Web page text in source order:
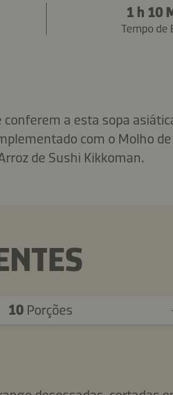
1 h 10
Tempo de
a esta sopa
com o Molho
de Sushi Kikkoman.
10 Porções